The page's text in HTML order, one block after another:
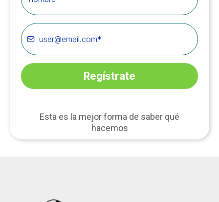
Regístrate
Esta es la mejor forma de saber qué
hacemos